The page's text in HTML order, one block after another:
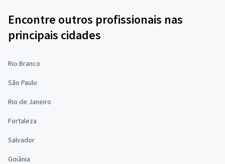
Encontre outros profissionais nas
principais cidades
Rio Branco
São Paulo
Rio de Janeiro
Fortaleza
Salvador
Goiânia